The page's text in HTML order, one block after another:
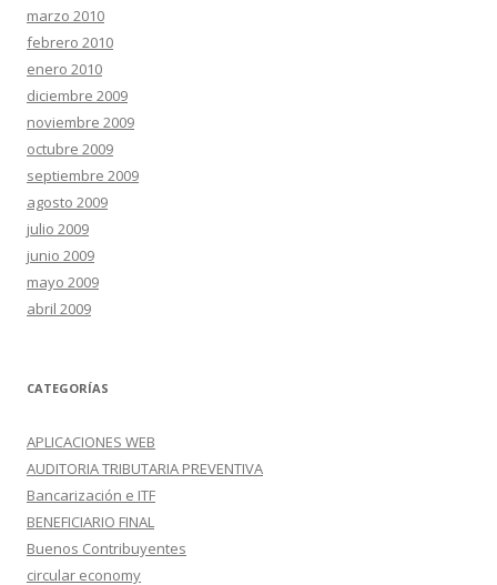
marzo 2010
febrero 2010
enero 2010
diciembre 2009
noviembre 2009
octubre 2009
septiembre 2009
agosto 2009
julio 2009
junio 2009
mayo 2009
abril 2009
CATEGORÍAS
APLICACIONES WEB
AUDITORIA TRIBUTARIA PREVENTIVA
Bancarización e ITF
BENEFICIARIO FINAL
Buenos Contribuyentes
circular economy